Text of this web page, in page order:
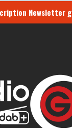
Newsletter